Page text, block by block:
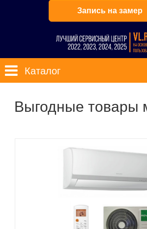
Запись на замер
Каталог
Выгодные товары